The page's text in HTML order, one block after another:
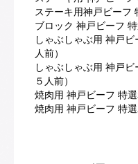
ステーキ用神戸ビーフ
ブロック 神戸ビーフ
しゃぶしゃぶ用 神戸
人前）
しゃぶしゃぶ用 神戸
５人前）
焼肉用 神戸ビーフ 特
焼肉用 神戸ビーフ 特